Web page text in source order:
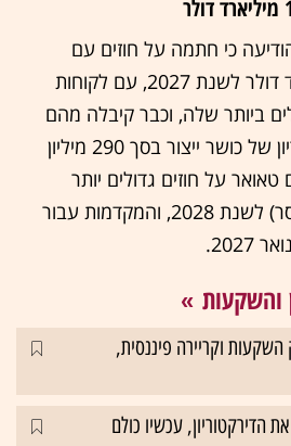
כי חתמה על חוזים עם
הכנסות של 1.3 מיליארד דולר לשנת 2027, עם לקוחות
ביותר שלה, וכבר קיבלה מהם
מקדמות המבטיחות שיריון של כושר ייצור בסך 290 מיליון
על חוזים גדולים יותר
(שהיקפם הכספי לא נמסר) לשנת 2028, והמקדמות עבור
והשקעות
תיק השקעות וקריירה פיננסית,
הדירקטוריון, עכשיו כולם